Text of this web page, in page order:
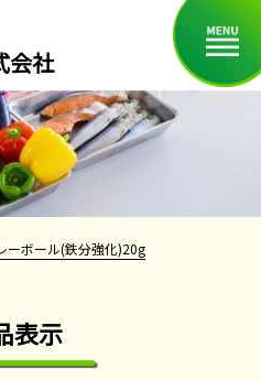
会社
ーボール(鉄分強化)20g
表示